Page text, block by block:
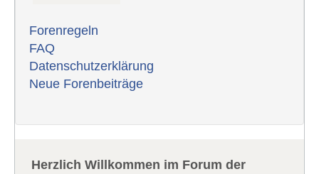
Forenregeln
FAQ
Datenschutzerklärung
Neue Forenbeiträge
Herzlich Willkommen im Forum der